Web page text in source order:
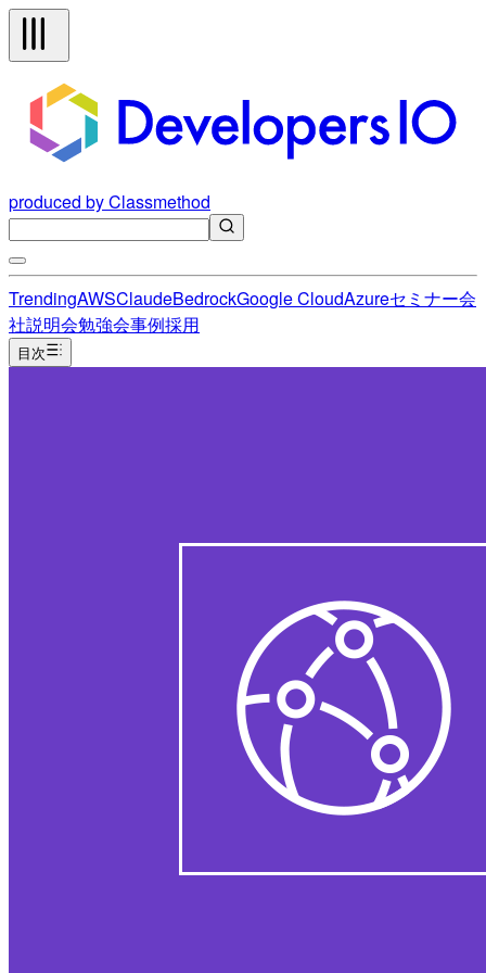
produced by Classmethod
TrendingAWSClaudeBedrockGoogle CloudAzureセミナー会
社説明会勉強会事例採用
目次